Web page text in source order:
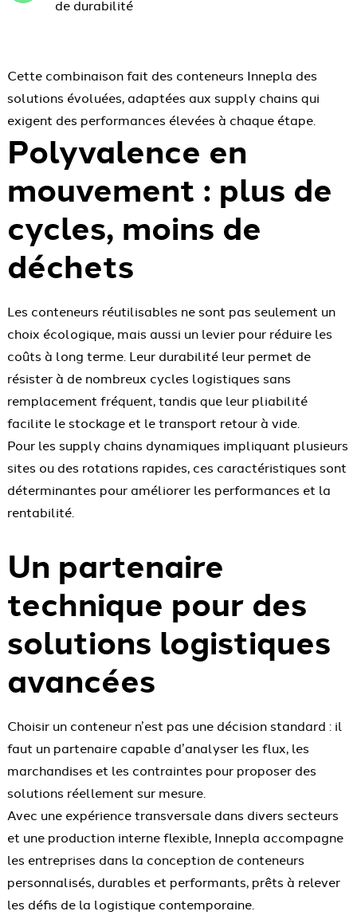
de durabilité
Cette combinaison fait des conteneurs Innepla des
solutions évoluées, adaptées aux supply chains qui
exigent des performances élevées à chaque étape.
Polyvalence en
mouvement : plus de
cycles, moins de
déchets
Les conteneurs réutilisables ne sont pas seulement un
choix écologique, mais aussi un levier pour réduire les
coûts à long terme. Leur durabilité leur permet de
résister à de nombreux cycles logistiques sans
remplacement fréquent, tandis que leur pliabilité
facilite le stockage et le transport retour à vide.
Pour les supply chains dynamiques impliquant plusieurs
sites ou des rotations rapides, ces caractéristiques sont
déterminantes pour améliorer les performances et la
rentabilité.
Un partenaire
technique pour des
solutions logistiques
avancées
Choisir un conteneur n’est pas une décision standard : il
faut un partenaire capable d’analyser les flux, les
marchandises et les contraintes pour proposer des
solutions réellement sur mesure.
Avec une expérience transversale dans divers secteurs
et une production interne flexible, Innepla accompagne
les entreprises dans la conception de conteneurs
personnalisés, durables et performants, prêts à relever
les défis de la logistique contemporaine.